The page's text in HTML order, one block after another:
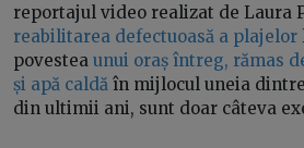
reportajul video realizat de Laura
reabilitarea defectuoasă a plajelor
povestea unui oraș întreg, rămas
și apă caldă în mijlocul uneia
din ultimii ani, sunt doar câteva